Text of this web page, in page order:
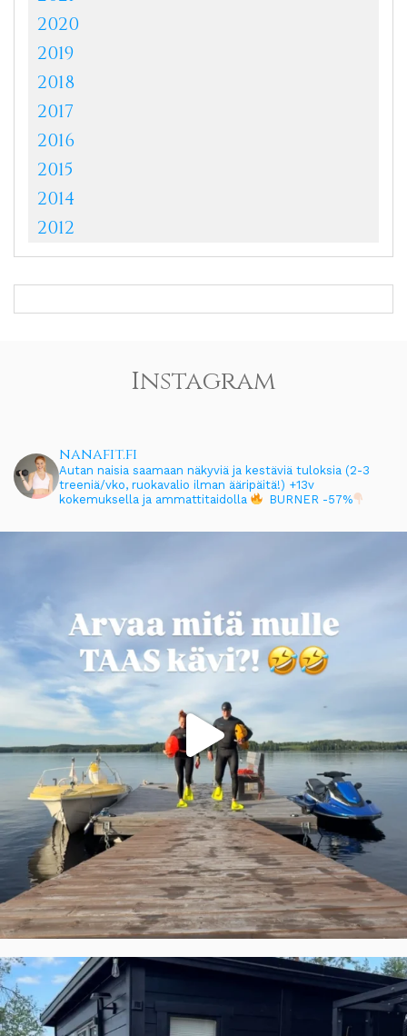
2020
2019
2018
2017
2016
2015
2014
2012
Instagram
nanafit.fi
Autan naisia saamaan näkyviä ja kestäviä tuloksia (2-3
treeniä/vko, ruokavalio ilman ääripäitä!) +13v
kokemuksella ja ammattitaidolla
BURNER -57%